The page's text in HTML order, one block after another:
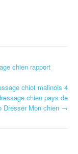
chien rapport
chiot malinois 4
chien pays de
Dresser Mon chien →